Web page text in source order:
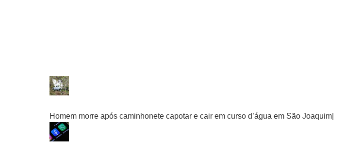
Homem morre após caminhonete capotar e cair em curso d’água em São Joaquim